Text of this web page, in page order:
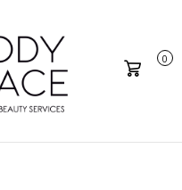
Καλάθι
0